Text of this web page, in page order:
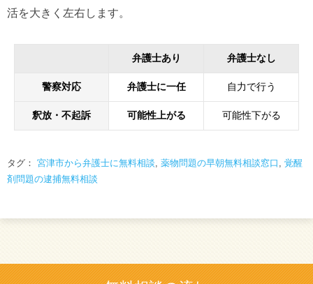
活を大きく左右します。
弁護士あり 弁護士なし
警察対応 弁護士に一任 自力で行う
釈放・不起訴 可能性上がる 可能性下がる
タグ： 宮津市から弁護士に無料相談, 薬物問題の早朝無料相談窓口 , 覚醒
剤問題の逮捕無料相談